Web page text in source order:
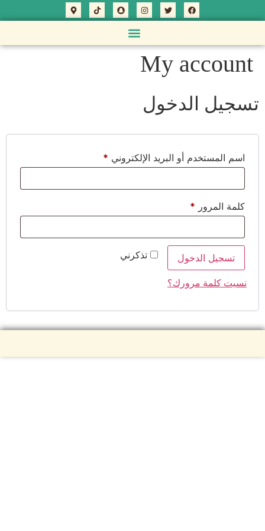
My account
تسجيل الدخول
اسم المستخدم أو البريد الإلكتروني *
كلمة المرور *
تذكرني تسجيل الدخول
نسيت كلمة مرورك؟